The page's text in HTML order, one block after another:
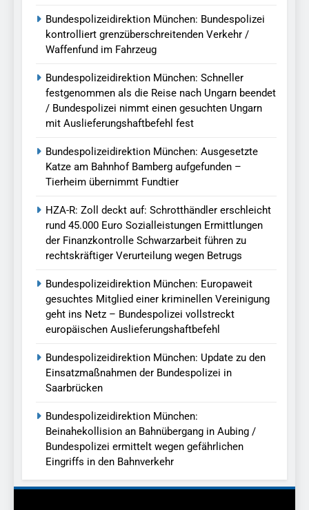
Bundespolizeidirektion München: Bundespolizei
kontrolliert grenzüberschreitenden Verkehr /
Waffenfund im Fahrzeug
Bundespolizeidirektion München: Schneller
festgenommen als die Reise nach Ungarn beendet
/ Bundespolizei nimmt einen gesuchten Ungarn
mit Auslieferungshaftbefehl fest
Bundespolizeidirektion München: Ausgesetzte
Katze am Bahnhof Bamberg aufgefunden –
Tierheim übernimmt Fundtier
HZA-R: Zoll deckt auf: Schrotthändler erschleicht
rund 45.000 Euro Sozialleistungen Ermittlungen
der Finanzkontrolle Schwarzarbeit führen zu
rechtskräftiger Verurteilung wegen Betrugs
Bundespolizeidirektion München: Europaweit
gesuchtes Mitglied einer kriminellen Vereinigung
geht ins Netz – Bundespolizei vollstreckt
europäischen Auslieferungshaftbefehl
Bundespolizeidirektion München: Update zu den
Einsatzmaßnahmen der Bundespolizei in
Saarbrücken
Bundespolizeidirektion München:
Beinahekollision an Bahnübergang in Aubing /
Bundespolizei ermittelt wegen gefährlichen
Eingriffs in den Bahnverkehr